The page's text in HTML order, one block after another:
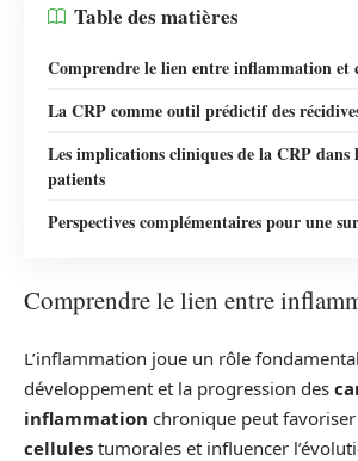
Table des matières
Comprendre le lien entre inflammation et
La CRP comme outil prédictif des
Les implications cliniques de la CRP dans
patients
Perspectives complémentaires pour une
Comprendre le lien entre
L’inflammation joue un rôle
développement et la progression des
inflammation chronique peut
cellules tumorales et influencer